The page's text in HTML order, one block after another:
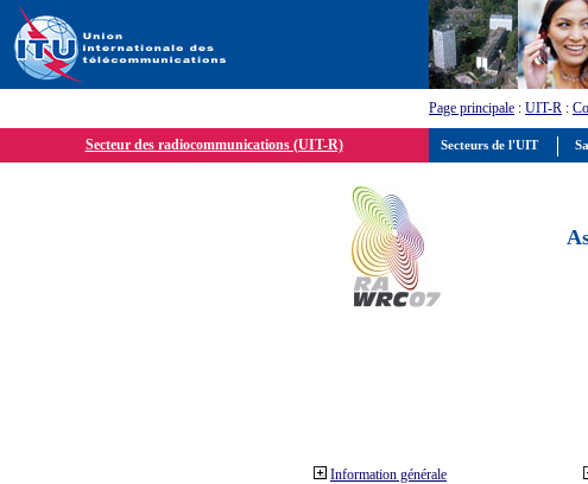
Page principale : UIT-R :
Secteur des radiocommunications (UIT-R)
Information générale
Secteurs de l'UIT